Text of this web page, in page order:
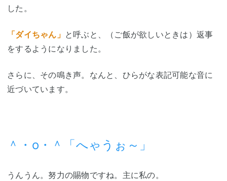
した。
「ダイちゃん」 と呼ぶと、（ご飯が欲しいときは）返事
をするようになりました。
さらに、その鳴き声。なんと、ひらがな表記可能な音に
近づいています。
＾・o・＾「へゃうぉ～」
うんうん。努力の賜物ですね。主に私の。